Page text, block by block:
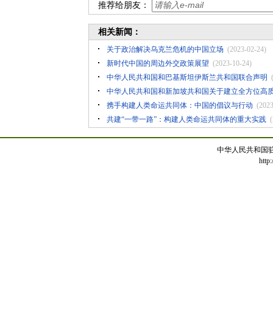
推荐给朋友：
相关新闻：
关于政治解决乌克兰危机的中国立场 (2023-02-24)
新时代中国的周边外交政策展望 (2023-10-24)
中华人民共和国和巴基斯坦伊斯兰共和国联合声明
中华人民共和国和新加坡共和国关于建立全方位高
携手构建人类命运共同体：中国的倡议与行动
共建“一带一路”：构建人类命运共同体的重大实践
中华人民共和国